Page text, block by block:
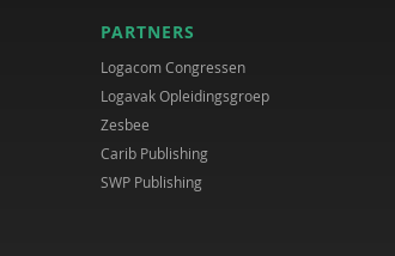
PARTNERS
Logacom Congressen
Logavak Opleidingsgroep
Zesbee
Carib Publishing
SWP Publishing